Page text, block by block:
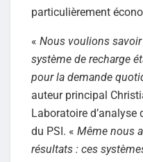
particulièrement
« Nous voulions
système de recharge
pour la demande
auteur principal
Laboratoire d’analyse
du PSI. « Même nous
résultats : ces